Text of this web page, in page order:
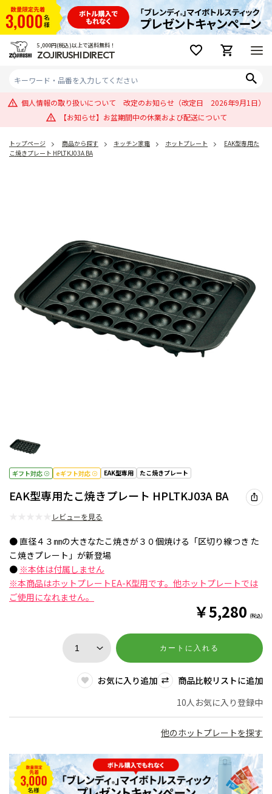
5,000円(税込)以上で送料無料！
ZOJIRUSHI DIRECT
個人情報の取り扱いについて 改定のお知らせ（改定日 2026年9月1日）
【お知らせ】お盆期間中の休業および配送について
トップページ 商品から探す キッチン家電 ホットプレート
EAK型専用た
こ焼きプレート HPLTKJ03A BA
ギフト対応 eギフト対応 EAK型専用 たこ焼きプレート
EAK型専用たこ焼きプレート HPLTKJ03A BA
レビューを見る
● 直径４３㎜の大きなたこ焼きが３０個焼ける「区切り線つき た
こ焼きプレート」が新登場
● ※本体は付属しません
※本商品はホットプレートEA-K型用です。他ホットプレートでは
ご使用になれません。
￥5,280 (税込)
カートに入れる
お気に入り追加
商品比較リストに追加
10人お気に入り登録中
他のホットプレートを探す